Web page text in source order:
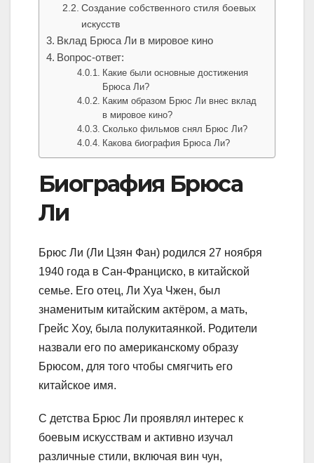
Создание собственного стиля боевых
искусств
Вклад Брюса Ли в мировое кино
Вопрос-ответ:
Какие были основные достижения
Брюса Ли?
Каким образом Брюс Ли внес вклад
в мировое кино?
Сколько фильмов снял Брюс Ли?
Какова биография Брюса Ли?
Биография Брюса
Ли
Брюс Ли (Ли Цзян Фан) родился 27 ноября
1940 года в Сан-Франциско, в китайской
семье. Его отец, Ли Хуа Чжен, был
знаменитым китайским актёром, а мать,
Грейс Хоу, была полукитаянкой. Родители
назвали его по американскому образу
Брюсом, для того чтобы смягчить его
китайское имя.
С детства Брюс Ли проявлял интерес к
боевым искусствам и активно изучал
различные стили, включая вин чун,